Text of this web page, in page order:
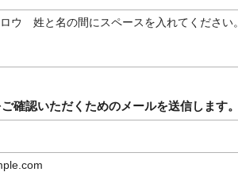
ウ 姓と名の間にスペースを入れてください
確認いただくためのメールを送信します